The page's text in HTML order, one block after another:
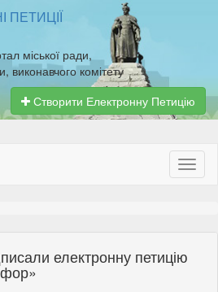
ПЕТИЦІЇ
міської ради,
виконавчого комітету
Створити Електронну Петицію
електронну петицію